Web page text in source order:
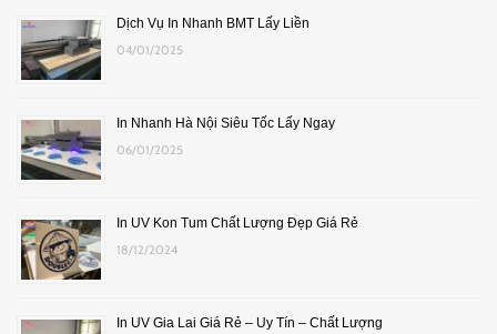
Dịch Vụ In Nhanh BMT Lấy Liền
04/01/2025
In Nhanh Hà Nội Siêu Tốc Lấy Ngay
06/01/2025
In UV Kon Tum Chất Lượng Đẹp Giá Rẻ
18/12/2024
In UV Gia Lai Giá Rẻ – Uy Tín – Chất Lượng